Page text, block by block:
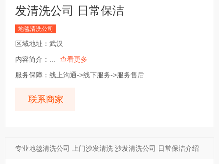
发清洗公司 日常保洁
地毯清洗公司
区域地址： 武汉
内容简介：
查看更多
服务保障： 线上沟通->线下服务->服务售后
联系商家
专业地毯清洗公司 上门沙发清洗 沙发清洗公司 日常保洁介绍